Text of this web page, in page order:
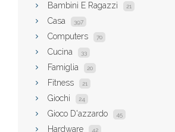
Bambini E Ragazzi 21
Casa 397
Computers 70
Cucina 33
Famiglia 20
Fitness 21
Giochi 24
Gioco D'azzardo 45
Hardware 42